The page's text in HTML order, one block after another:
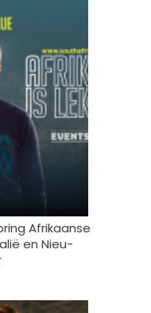
Afrikaanse
en Nieu-